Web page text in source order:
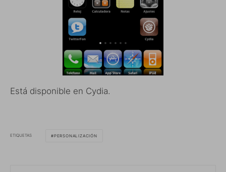
Está disponible en Cydia.
ETIQUETAS PERSONALIZACIÓN